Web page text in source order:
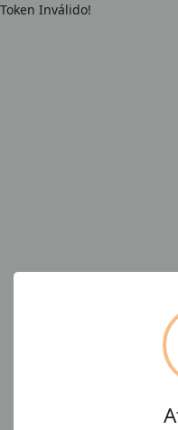
Token Inválido!